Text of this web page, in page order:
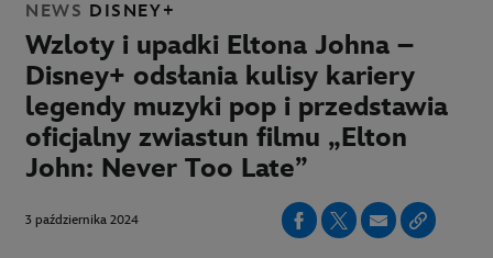
NEWS DISNEY+
Wzloty i upadki Eltona Johna –
Disney+ odsłania kulisy kariery
legendy muzyki pop i przedstawia
oficjalny zwiastun filmu „Elton
John: Never Too Late”
3 października 2024